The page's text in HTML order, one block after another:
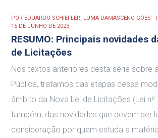
POR EDUARDO SCHIEFLER, LUMA DAMASCENO GÓES
15 DE JUNHO DE 2023
RESUMO: Principais novidades
de Licitações
Nos textos anteriores desta série sobre
Pública, tratamos das etapas dessa
âmbito da Nova Lei de Licitações (Lei
também, das novidades que devem ser
consideração por quem estuda a matéria